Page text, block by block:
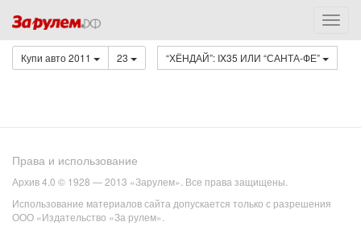
Купи авто 2011 23 “ХЁНДАЙ”: IX35 ИЛИ “САНТА-ФЕ”
Права и использование
Архив 4.0 © 1928 — 2013 «Зарулем». Все права защищены.
Использование материалов сайта допускается только с разрешения
ООО «Издательство «За рулем».